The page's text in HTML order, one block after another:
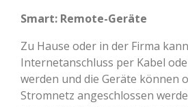
Smart: Remote-Geräte
Zu Hause oder in der Firma
Internetanschluss per Kabel
werden und die Geräte können
Stromnetz angeschlossen